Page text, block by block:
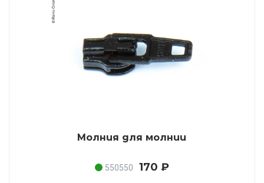
Молния для молнии
550550 170 ₽